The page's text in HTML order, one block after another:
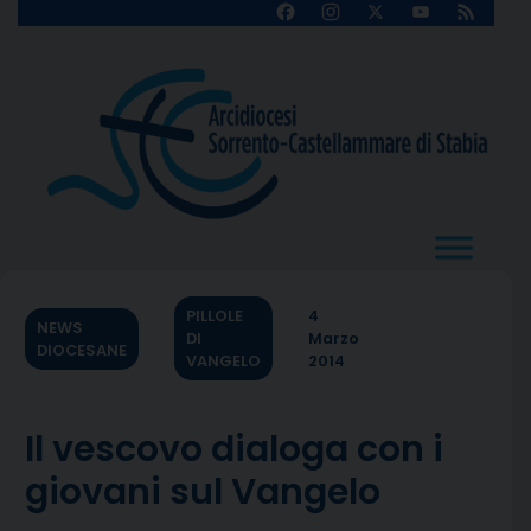
FacebookInstagram
X
YouTube
Feed
NEWS
DIOCESANE
PILLOLE
DI
VANGELO
4
Marzo
2014
Il vescovo dialoga con i
giovani sul Vangelo